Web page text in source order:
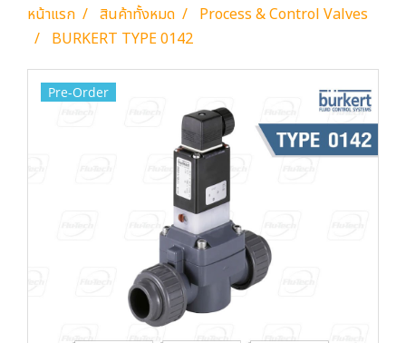
หน้าแรก สินค้าทั้งหมด
Process & Control Valves
BURKERT TYPE 0142
Pre-Order